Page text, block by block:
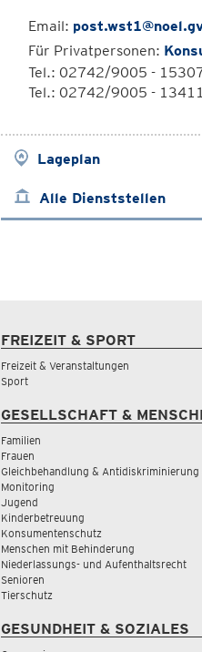
Email:
Für Privatpersonen:
Tel.: 02742/9005 -
Tel.: 02742/9005 -
Lageplan
Alle Dienststellen
FREIZEIT & SPORT
Freizeit & Veranstaltungen
Sport
GESELLSCHAFT &
Familien
Frauen
Gleichbehandlung & Antidiskriminierung
Monitoring
Jugend
Kinderbetreuung
Konsumentenschutz
Menschen mit Behinderung
Niederlassungs- und Aufenthaltsrecht
Senioren
Tierschutz
GESUNDHEIT & SOZIALES